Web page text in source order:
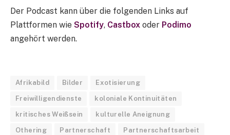
Der Podcast kann über die folgenden Links auf
Plattformen wie Spotify, Castbox oder Podimo
angehört werden.
Afrikabild Bilder Exotisierung
Freiwilligendienste koloniale Kontinuitäten
kritisches Weißsein kulturelle Aneignung
Othering Partnerschaft Partnerschaftsarbeit